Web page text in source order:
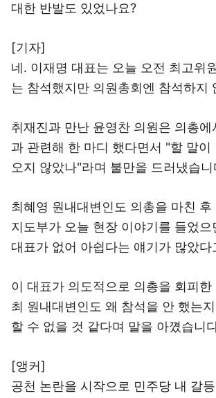
대한 반발도 있었나요?
[기자]
네. 이재명 대표는 오늘 오전 최고위
는 참석했지만 의원총회엔 참석하지
취재진과 만난 윤영찬 의원은 의총
과 관련해 한 마디 했다면서 "할 말이
오지 않았나"라며 불만을 드러냈습니
최혜영 원내대변인도 의총을 마친
지도부가 오늘 현장 이야기를 들었으
대표가 없어 아쉽다는 얘기가 많았다
이 대표가 의도적으로 의총을 회피한
최 원내대변인도 왜 참석을 안 했는
할 수 없을 것 같다며 말을 아꼈습니
[앵커]
공천 논란을 시작으로 민주당 내 갈